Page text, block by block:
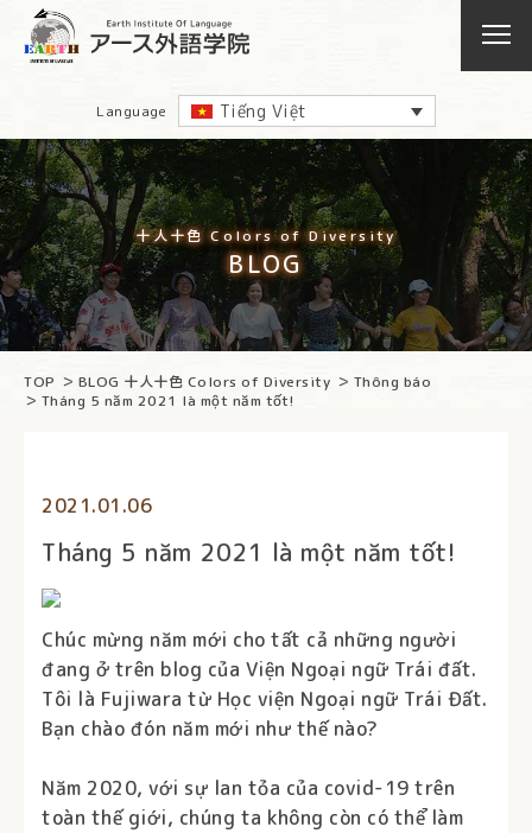
Language Tiếng Việt
十人十色 Colors of Diversity
BLOG
TOP BLOG 十人十色 Colors of Diversity
Thông báo
Tháng 5 năm 2021 là một năm tốt!
2021.01.06
Tháng 5 năm 2021 là một năm tốt!
Chúc mừng năm mới cho tất cả những người
đang ở trên blog của Viện Ngoại ngữ Trái đất.
Tôi là Fujiwara từ Học viện Ngoại ngữ Trái Đất.
Bạn chào đón năm mới như thế nào?
Năm 2020, với sự lan tỏa của covid-19 trên
toàn thế giới, chúng ta không còn có thể làm